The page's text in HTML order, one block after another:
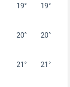
19° 19°
20° 20°
21° 21°